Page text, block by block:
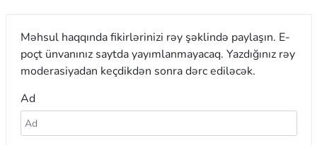
Məhsul haqqında fikirlərinizi rəy şəklində paylaşın. E-
poçt ünvanınız saytda yayımlanmayacaq. Yazdığınız rəy
moderasiyadan keçdikdən sonra dərc ediləcək.
Ad